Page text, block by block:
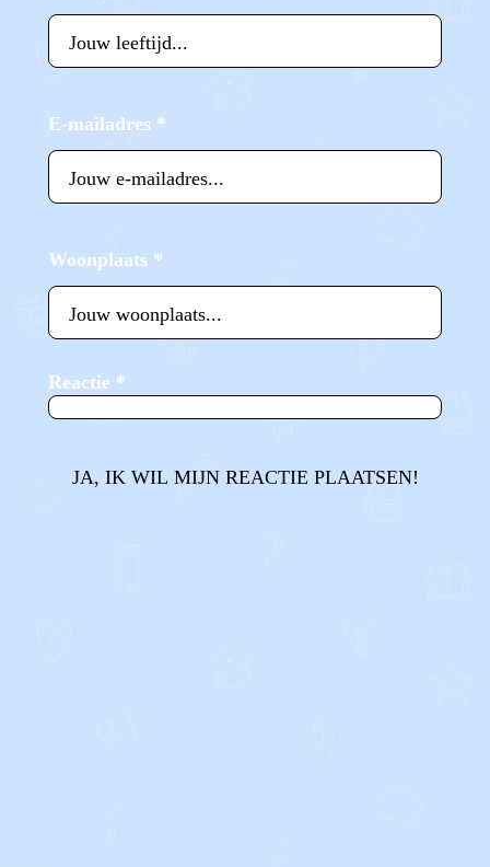
E-mailadres *
Woonplaats *
Reactie *
JA, IK WIL MIJN REACTIE PLAATSEN!